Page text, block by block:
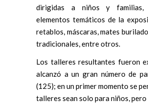
dirigidas a niños y familias,
elementos temáticos de la
retablos, máscaras, mates
tradicionales, entre otros.
Los talleres resultantes fueron
alcanzó a un gran número de
(125); en un primer momento se
talleres sean solo para niños, pero